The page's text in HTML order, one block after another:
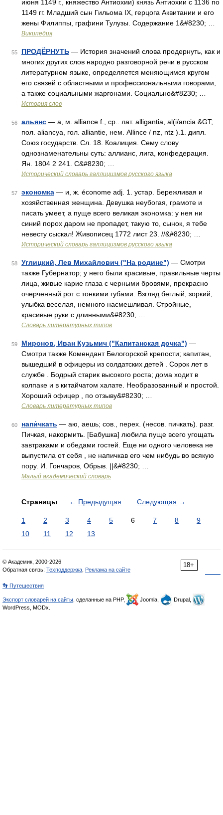
июня 1149 г., княжество Антиохии) князь Антиохии с 1136 по
1149 гг. Младший сын Гильома IX, герцога Аквитании и его
жены Филиппы, графини Тулузы. Содержание 1&#8230; …
Википедия
55 ПРОДЁРНУТЬ — История значений слова продернуть, как и
многих других слов народно разговорной речи в русском
литературном языке, определяется меняющимся кругом
его связей с областными и профессиональными говорами,
а также социальными жаргонами. Социально&#8230; …
История слов
56 альянс — а, м. alliance f., ср.. лат. alligantia, al(i/ancia &GT;
пол. aliancya, гол. alliantie, нем. Allince / nz, ntz ).1. дипл.
Союз государств. Сл. 18. Коалиция. Сему слову
однознаменательны суть: аллианс, лига, конфедерация.
Ян. 1804 2 241. С&#8230; …
Исторический словарь галлицизмов русского языка
57 экономка — и, ж. économe adj. 1. устар. Бережливая и
хозяйственная женщина. Девушка неубогая, грамоте и
писать умеет, а пуще всего великая экономка: у нея ни
синий порох даром не пропадет, такую то, сынок, я тебе
невесту сыскал! Живописец 1772 лист 23. //&#8230; …
Исторический словарь галлицизмов русского языка
58 Углицкий, Лев Михайлович ("На родине") — Смотри
также Губернатор; у него были красивые, правильные черты
лица, живые карие глаза с черными бровями, прекрасно
очерченный рот с тонкими губами. Взгляд беглый, зоркий,
улыбка веселая, немного насмешливая. Стройные,
красивые руки с длинными&#8230; …
Словарь литературных типов
59 Миронов, Иван Кузьмич ("Капитанская дочка") —
Смотри также Комендант Белогорской крепости; капитан,
вышедший в офицеры из солдатских детей . Сорок лет в
службе . Бодрый старик высокого роста; дома ходит в
колпаке и в китайчатом халате. Необразованный и простой.
Хороший офицер , по отзыву&#8230; …
Словарь литературных типов
60 напи́чкать — аю, аешь; сов., перех. (несов. пичкать). разг.
Пичкая, накормить. [Бабушка] любила пуще всего угощать
завтраками и обедами гостей. Еще ни одного человека не
выпустила от себя , не напичкав его чем нибудь во всякую
пору. И. Гончаров, Обрыв. ||&#8230; …
Малый академический словарь
Страницы ← Предыдущая Следующая →
1 2 3 4 5 6 7 8
9
10
11 12 13
18+
© Академик, 2000-2026
Обратная связь: Техподдержка Реклама на сайте
👣 Путешествия
Экспорт словарей на сайты , сделанные на PHP, Joomla,
Drupal,
WordPress, MODx.